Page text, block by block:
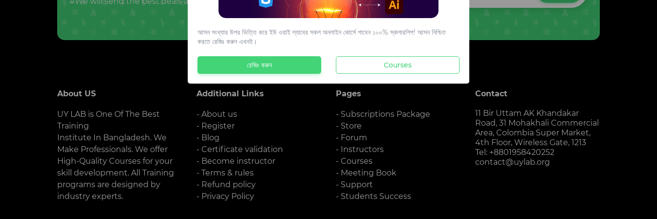
About US
UY LAB is One Of The Best
Training
Institute In Bangladesh. We
Make Professionals. We offer
High-Quality Courses for your
skill development. All Training
programs are designed by
industry experts.
Additional Links
- About us
- Register
- Blog
- Certificate validation
- Become instructor
- Terms & rules
- Refund policy
- Privacy Policy
Pages
- Subscriptions Package
- Store
- Forum
- Instructors
- Courses
- Meeting Book
- Support
- Students Success
Contact
11 Bir Uttam AK Khandakar
Road, 31 Mohakhali Commercial
Area, Colombia Super Market,
4th Floor, Wireless Gate, 1213
Tel: +8801958420252
contact@uylab.org
আসন সংখ্যার উপর ভিত্তি করে ইউ ওয়াই ল্যাবের সকল অনলাইন কোর্সে পাবেন ১০০% স্কলারশিপ! আসন নিশ্চিত
করতে রেজিঃ করুন এখনই।
রেজিঃ করুন Courses